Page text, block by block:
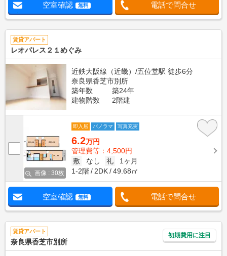
空室確認 無料 電話で問合せ
賃貸アパート
レオパレス２１めぐみ
近鉄大阪線（近畿）/五位堂駅 徒歩6分
奈良県香芝市別所
築年数
築24年
建物階数
2階建
画像 : 30枚
即入居 パノラマ 写真充実
6.2万円
管理費等：4,500円
敷
なし 礼
1ヶ月
1-2階
2DK 49.68㎡
空室確認 無料 電話で問合せ
賃貸アパート
奈良県香芝市別所
初期費用に注目